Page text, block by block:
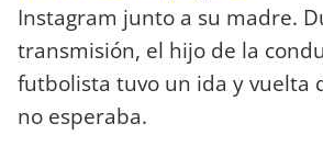
Instagram junto a su madre.
transmisión, el hijo de la
futbolista tuvo un ida y vuelta
no esperaba.